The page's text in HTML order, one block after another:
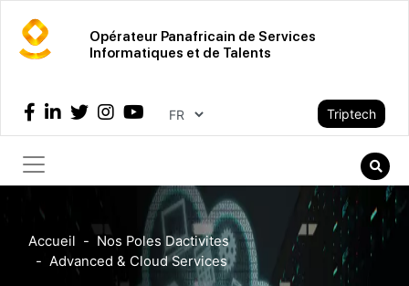
au
contenu
Opérateur Panafricain de Services
Informatiques et de Talents
Select your languageTriptech
Accueil
Nos Poles Dactivites
Advanced & Cloud Services